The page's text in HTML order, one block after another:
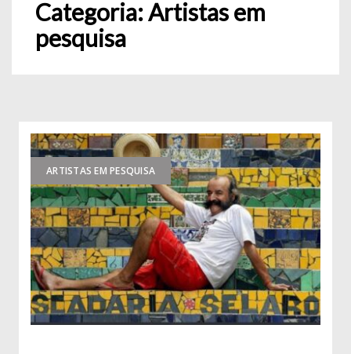
Categoria:Artistas em
pesquisa
ARTISTAS EM PESQUISA